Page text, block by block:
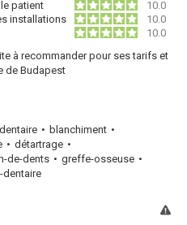
patient
10.0
installations
10.0
10.0
à recommander pour ses tarifs et
de Budapest
blanchiment
détartrage
de-dents
greffe-osseuse
dentaire